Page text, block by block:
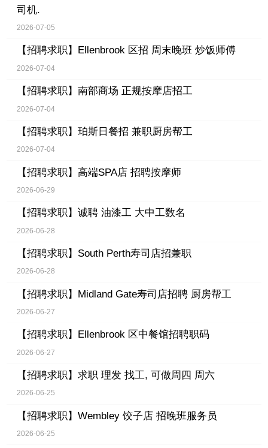
司机.
2026-07-05
【招聘求职】 Ellenbrook 区招 周末晚班 炒饭师傅
2026-07-04
【招聘求职】 南部商场 正规按摩店招工
2026-07-04
【招聘求职】 珀斯日餐招 兼职厨房帮工
2026-07-04
【招聘求职】 高端SPA店 招聘按摩师
2026-06-29
【招聘求职】 诚聘 油漆工 大中工数名
2026-06-28
【招聘求职】 South Perth寿司店招兼职
2026-06-28
【招聘求职】 Midland Gate寿司店招聘 厨房帮工
2026-06-27
【招聘求职】 Ellenbrook 区中餐馆招聘职码
2026-06-27
【招聘求职】 求职 理发 找工, 可做周四 周六
2026-06-25
【招聘求职】 Wembley 饺子店 招晚班服务员
2026-06-25